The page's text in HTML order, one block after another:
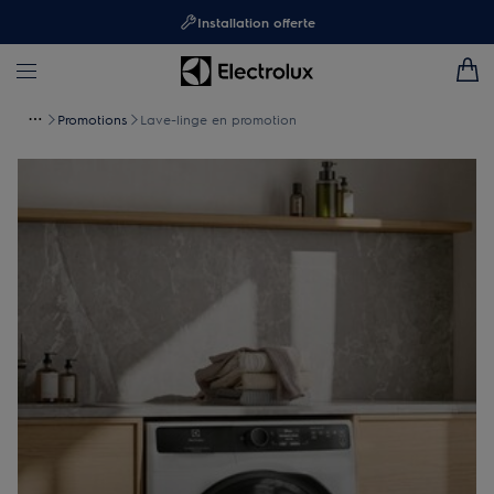
Installation offerte
Promotions Lave-linge en promotion